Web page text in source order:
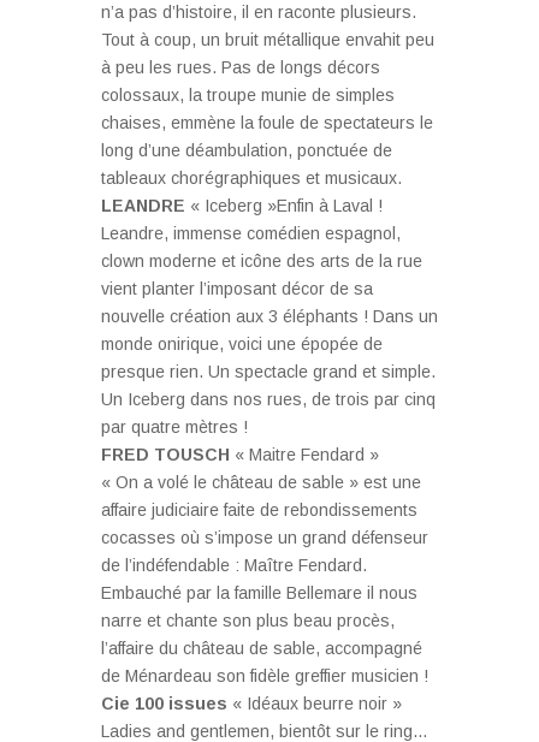
n’a pas d’histoire, il en raconte plusieurs.
Tout à coup, un bruit métallique envahit peu
à peu les rues. Pas de longs décors
colossaux, la troupe munie de simples
chaises, emmène la foule de spectateurs le
long d’une déambulation, ponctuée de
tableaux chorégraphiques et musicaux.
LEANDRE « Iceberg »Enfin à Laval !
Leandre, immense comédien espagnol,
clown moderne et icône des arts de la rue
vient planter l’imposant décor de sa
nouvelle création aux 3 éléphants ! Dans un
monde onirique, voici une épopée de
presque rien. Un spectacle grand et simple.
Un Iceberg dans nos rues, de trois par cinq
par quatre mètres !
FRED TOUSCH « Maitre Fendard »
« On a volé le château de sable » est une
affaire judiciaire faite de rebondissements
cocasses où s’impose un grand défenseur
de l’indéfendable : Maître Fendard.
Embauché par la famille Bellemare il nous
narre et chante son plus beau procès,
l’affaire du château de sable, accompagné
de Ménardeau son fidèle greffier musicien !
Cie 100 issues « Idéaux beurre noir »
Ladies and gentlemen, bientôt sur le ring…